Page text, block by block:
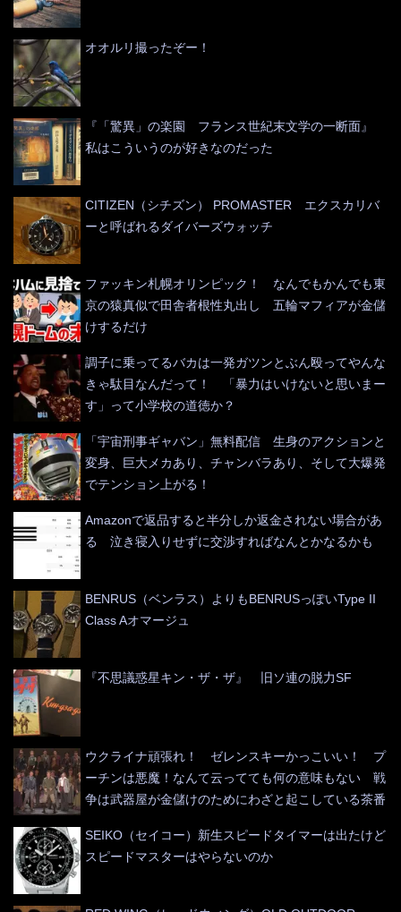
オオルリ撮ったぞー！
『「驚異」の楽園 フランス世紀末文学の一断面』
私はこういうのが好きなのだった
CITIZEN（シチズン） PROMASTER エクスカリバ
ーと呼ばれるダイバーズウォッチ
ファッキン札幌オリンピック！ なんでもかんでも東
京の猿真似で田舎者根性丸出し 五輪マフィアが金儲
けするだけ
調子に乗ってるバカは一発ガツンとぶん殴ってやんな
きゃ駄目なんだって！ 「暴力はいけないと思いまー
す」って小学校の道徳か？
「宇宙刑事ギャバン」無料配信 生身のアクションと
変身、巨大メカあり、チャンバラあり、そして大爆発
でテンション上がる！
Amazonで返品すると半分しか返金されない場合があ
る 泣き寝入りせずに交渉すればなんとかなるかも
BENRUS（ベンラス）よりもBENRUSっぽいType II
Class Aオマージュ
『不思議惑星キン・ザ・ザ』 旧ソ連の脱力SF
ウクライナ頑張れ！ ゼレンスキーかっこいい！ プ
ーチンは悪魔！なんて云ってても何の意味もない 戦
争は武器屋が金儲けのためにわざと起こしている茶番
SEIKO（セイコー）新生スピードタイマーは出たけど
スピードマスターはやらないのか